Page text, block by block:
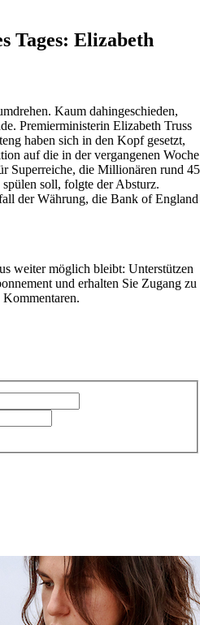
Tages: Elizabeth
Kaum dahingeschieden,
Premierministerin Elizabeth Truss
haben sich in den Kopf gesetzt,
auf die in der vergangenen Woche
Superreiche, die Millionären rund 45
soll, folgte der Absturz.
der Währung, die Bank of England
weiter möglich bleibt: Unterstützen
und erhalten Sie Zugang zu